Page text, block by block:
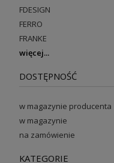
KATEGORIE
FDESIGN
FERRO
FRANKE
więcej
DOSTĘPNOŚĆ
na zamówienie
w magazynie
w magazynie producenta